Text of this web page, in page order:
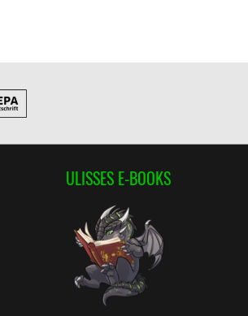
ULISSES E-BOOKS